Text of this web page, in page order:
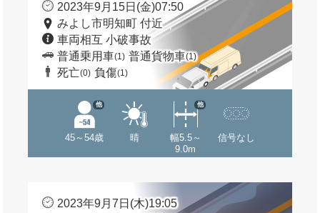
2023年9月15日(金)07:50
みよし市明知町 付近
車両相互 小破事故
普通乗用車(1) 普通貨物車(1)
死亡(0) 負傷(1)
45～54歳
他
晴
幅5.5～
9.0m
他
信号なし
2023年9月7日(木)19:05